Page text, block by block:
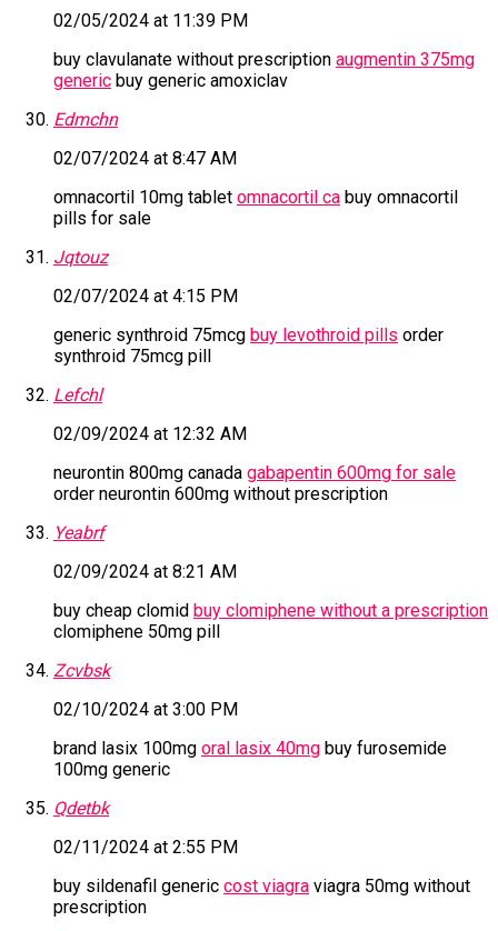
02/05/2024 at 11:39 PM
buy clavulanate without prescription augmentin 375mg
generic buy generic amoxiclav
Edmchn
02/07/2024 at 8:47 AM
omnacortil 10mg tablet omnacortil ca buy omnacortil
pills for sale
Jqtouz
02/07/2024 at 4:15 PM
generic synthroid 75mcg buy levothroid pills order
synthroid 75mcg pill
Lefchl
02/09/2024 at 12:32 AM
neurontin 800mg canada gabapentin 600mg for sale
order neurontin 600mg without prescription
Yeabrf
02/09/2024 at 8:21 AM
buy cheap clomid buy clomiphene without a prescription
clomiphene 50mg pill
Zcvbsk
02/10/2024 at 3:00 PM
brand lasix 100mg oral lasix 40mg buy furosemide
100mg generic
Qdetbk
02/11/2024 at 2:55 PM
buy sildenafil generic cost viagra viagra 50mg without
prescription